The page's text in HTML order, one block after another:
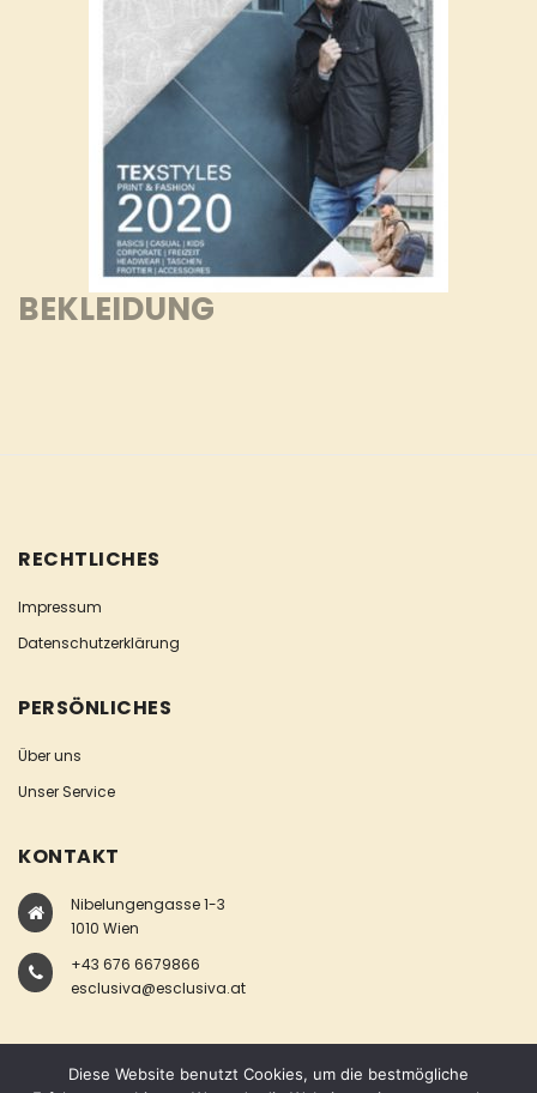
BEKLEIDUNG
RECHTLICHES
Impressum
Datenschutzerklärung
PERSÖNLICHES
Über uns
Unser Service
KONTAKT
Nibelungengasse 1-3
1010 Wien
+43 676 6679866
esclusiva@esclusiva.at
Diese Website benutzt Cookies, um die bestmögliche